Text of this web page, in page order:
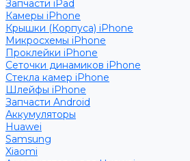
Запчасти iPad
Камеры iPhone
Крышки (Корпуса) iPhone
Микросхемы iPhone
Проклейки iPhone
Сеточки динамиков iPhone
Стекла камер iPhone
Шлейфы iPhone
Запчасти Android
Аккумуляторы
Huawei
Samsung
Xiaomi